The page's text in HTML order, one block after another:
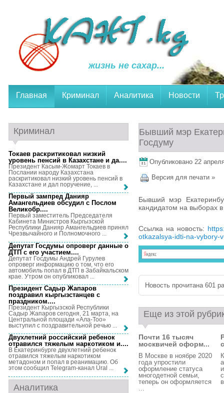
жизнь не сахар...
Главная Криминал Аналитика Новости
Бывший мэр
Госдуму
Опубликовано 22
Версия для печати »
Бывший мэр
кандидатом на выборах
Ссылка на новость:
otkazalsya-idti-na-vybory-
Новость прочитана 601
Еще из этой
Почти 16 тысяч
москвичей оформ...
В Москве в ноябре 2020
года упростили
оформление статуса
многодетной семьи,
теперь он оформляется
...
Криминал
Токаев раскритиковал низкий
уровень пенсий в Казахстане и да....
Президент Касым-Жомарт Токаев в
Послании народу Казахстана
раскритиковал низкий уровень пенсий в
Казахстане и дал поручение, ...
Первый зампред Данияр
Амангельдиев обсудил с Послом
Великобр....
Первый заместитель Председателя
Кабинета Министров Кыргызской
Республики Данияр Амангельдиев принял
Чрезвычайного и Полномочного ...
Депутат Госдумы опроверг данные о
ДТП с его участием....
Депутат Госдумы Андрей Гурулев
опроверг информацию о том, что его
автомобиль попал в ДТП в Забайкальском
крае. Утром он опубликовал ...
Президент Садыр Жапаров
поздравил кыргызстанцев с
праздником....
Президент Кыргызской Республики
Садыр Жапаров сегодня, 21 марта, на
Центральной площади «Ала-Тоо»
выступил с поздравительной речью ...
Двухлетний российский ребенок
отравился тяжелым наркотиком и....
В Екатеринбурге двухлетний ребенок
отравился тяжелым наркотиком
метадоном и попал в реанимацию. Об
этом сообщил Telegram-канал Ural ...
Аналитика